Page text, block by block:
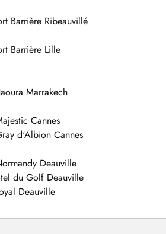
Barrière Ribeauvillé
Barrière Lille
Marrakech
Cannes
d'Albion Cannes
Deauville
du Golf Deauville
Deauville